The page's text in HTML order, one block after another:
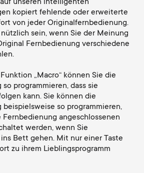
auf unseren intelligenten
kopiert fehlende oder erweiterte
von jeder Originalfernbedienung.
sein, wenn Sie der Meinung
Fernbedienung verschiedene
„Macro“ können Sie die
programmieren, dass sie
kann. Sie können die
beispielsweise so programmieren,
Fernbedienung angeschlossenen
werden, wenn Sie
Bett gehen. Mit nur einer Taste
zu ihrem Lieblingsprogramm